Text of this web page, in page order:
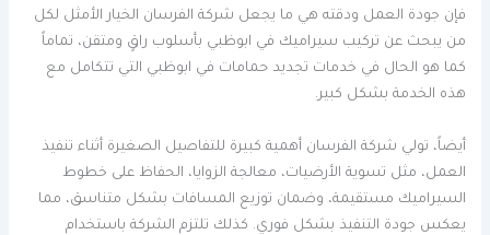
فإن جودة العمل ودقته هي ما يجعل شركة الفرسان الخيار الأمثل لكل
من يبحث عن تركيب سيراميك في ابوظبي بأسلوب راقٍ ومتقن، تماماً
كما هو الحال في خدمات تجديد حمامات في ابوظبي التي تتكامل مع
هذه الخدمة بشكل كبير.
أيضاً، تولي شركة الفرسان أهمية كبيرة للتفاصيل الصغيرة أثناء تنفيذ
العمل، مثل تسوية الأرضيات، معالجة الزوايا، الحفاظ على خطوط
السيراميك مستقيمة، وضمان توزيع المسافات بشكل متناسق، مما
يعكس جودة التنفيذ بشكل فوري. كذلك تلتزم الشركة باستخدام